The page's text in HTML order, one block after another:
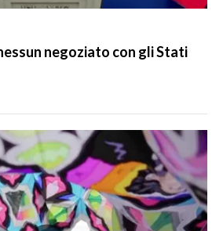
negoziato con gli Stati